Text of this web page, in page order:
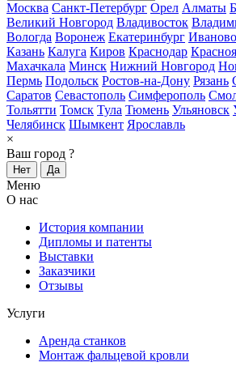
Москва Санкт-Петербург Орел Алматы
Великий Новгород Владивосток
Вологда Воронеж Екатеринбург Иваново
Казань Калуга Киров Краснодар
Махачкала Минск Нижний Новгород
Пермь Подольск Ростов-на-Дону Рязань
Саратов Севастополь Симферополь
Тольятти Томск Тула Тюмень Ульяновск
Челябинск Шымкент Ярославль
×
Ваш город ?
Нет Да
Меню
О нас
История компании
Дипломы и патенты
Выставки
Заказчики
Отзывы
Услуги
Аренда станков
Монтаж фальцевой кровли